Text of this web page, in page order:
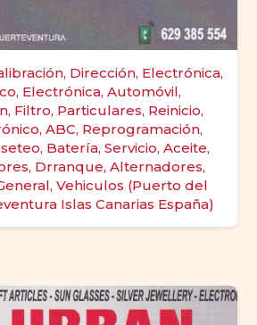
Dirección, Electrónica,
Electrónica, Automóvil,
Filtro, Particulares, Reinicio,
ABC, Reprogramación,
Batería, Servicio, Aceite,
Drranque, Alternadores,
Vehiculos (Puerto del
Islas Canarias España)